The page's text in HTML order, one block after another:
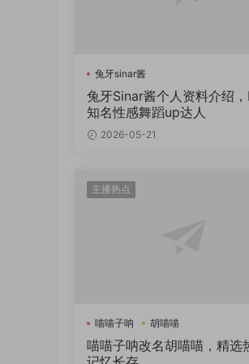
兔牙sinar酱
兔牙Sinar酱个人资料介绍
知名性感舞蹈up达人
2026-05-21
主播热点
喵喵子呐 胡喵喵
喵喵子呐改名胡喵喵，精选